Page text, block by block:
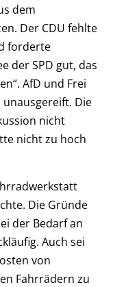
dem
Der CDU fehlte
forderte
der SPD gut, das
AfD und Frei
Die
nicht
nicht zu hoch
Die Gründe
der Bedarf an
Auch sei
von
Fahrrädern zu